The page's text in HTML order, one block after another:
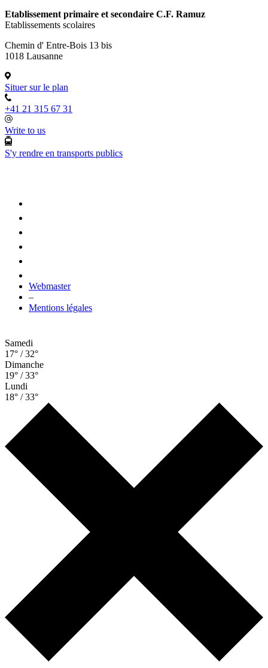
Etablissement primaire et secondaire C.F. Ramuz
Etablissements scolaires
Chemin d' Entre-Bois 13 bis
1018 Lausanne
Situer sur le plan
+41 21 315 67 31
Write to us
S'y rendre en transports publics
Webmaster
–
Mentions légales
Samedi
17° / 32°
Dimanche
19° / 33°
Lundi
18° / 33°